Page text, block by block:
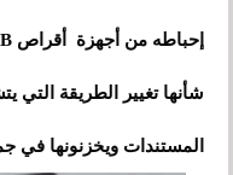
شأنها تغيير الطريقة
المستندات ويخزنونها في